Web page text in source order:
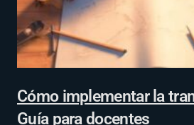
Cómo implementar la
Guía para docentes